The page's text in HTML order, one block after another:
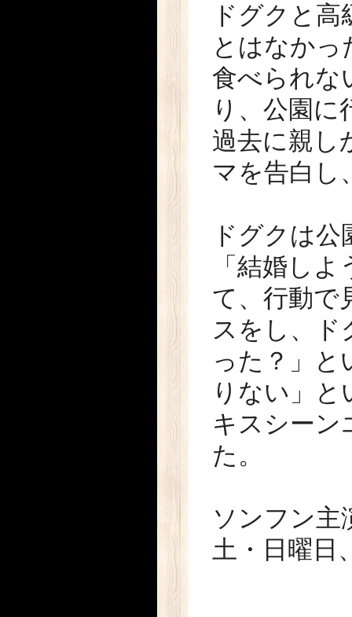
ドグクと
とはなかっ
食べられな
り、公園
過去に親し
マを告白し
ドグクは
「結婚し
て、行動で
スをし、ド
った？」と
りない」と
キスシーン
た。
ソンフン主
土・日曜日